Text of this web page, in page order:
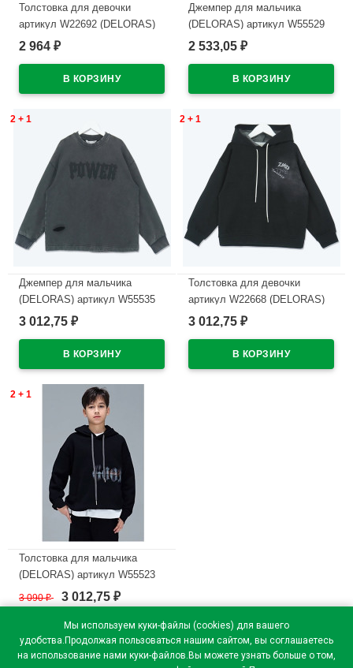
Мы используем куки-файлы (cookies) для вашего
удобства.Продолжая пользоваться нашим сайтом, вы соглашаетесь
на использование нами куки-файлов.Вы можете узнать больше о том,
Толстовка для девочки
артикул W22692 (DELORAS)
размер цвет черный
2 964 ₽
Джемпер для мальчика
(DELORAS) артикул W55529
размер 34/134-44/164 цвет
2 533,05 ₽
2 + 1
Джемпер для мальчика
(DELORAS) артикул W55535
размер 34/134-44/164 цвет
3 012,75 ₽
2 + 1
Толстовка для девочки
артикул W22668 (DELORAS)
размер цвет черный
3 012,75 ₽
2 + 1
Толстовка для мальчика
(DELORAS) артикул W55523
размер 34/134-44/164 цвет
черный
В наличии
3 090₽ 3 012,75 ₽